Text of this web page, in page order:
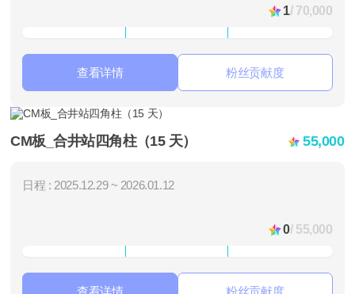
1/ 70,000
查看详情 粉丝贡献度
CM板_合井站四角柱（15 天） 55,000
日程 : 2025.12.29 ~ 2026.01.12
0/ 55,000